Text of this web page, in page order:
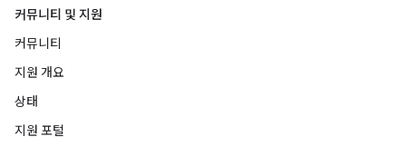
커뮤니티 및 지원
커뮤니티
지원 개요
상태
지원 포털